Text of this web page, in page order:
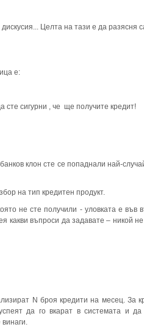
Целта на тази е да разясня
е:
сигурни , че ще получите кредит!
клон сте се попаднали най-
на тип кредитен продукт.
сте получили - уловката е във
какви въпроси да задавате – никой
N броя кредити на месец. За
да го вкарат в системата и да